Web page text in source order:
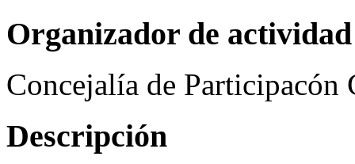
Organizador de actividad
Concejalía de Participacón
Descripción